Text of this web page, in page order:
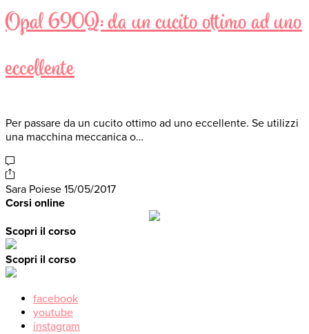
Opal 690Q: da un cucito ottimo ad uno
eccellente
Per passare da un cucito ottimo ad uno eccellente. Se utilizzi
una macchina meccanica o…
Sara Poiese 15/05/2017
Corsi online
Scopri il corso
Scopri il corso
facebook
youtube
instagram